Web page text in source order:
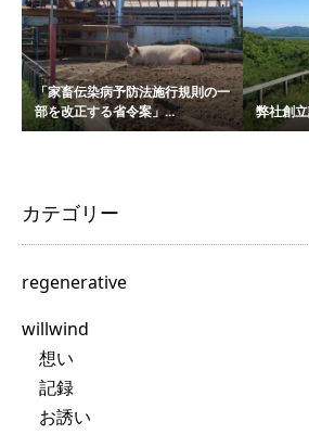
「家畜伝染病予防法施行規則の一
部を改正する省令案」...
弊社創
カテゴリー
regenerative
willwind
想い
記録
お誘い